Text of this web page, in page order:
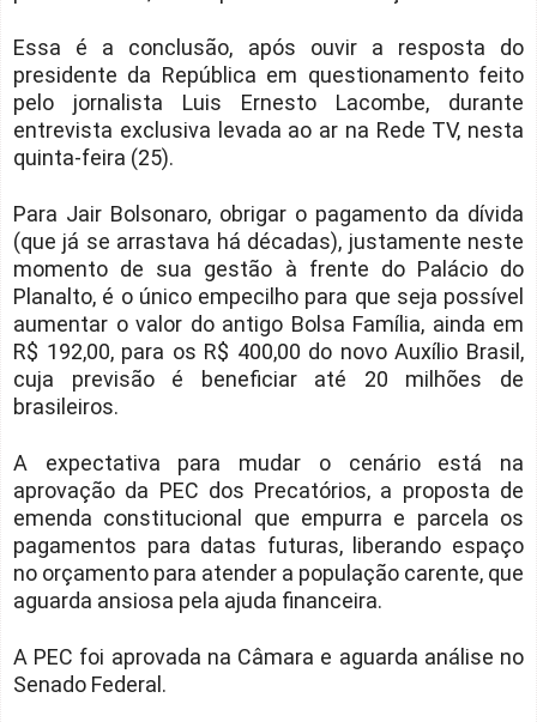
Essa é a conclusão, após ouvir a resposta do
presidente da República em questionamento feito
pelo jornalista Luis Ernesto Lacombe, durante
entrevista exclusiva levada ao ar na Rede TV, nesta
quinta-feira (25).
Para Jair Bolsonaro, obrigar o pagamento da dívida
(que já se arrastava há décadas), justamente neste
momento de sua gestão à frente do Palácio do
Planalto, é o único empecilho para que seja possível
aumentar o valor do antigo Bolsa Família, ainda em
R$ 192,00, para os R$ 400,00 do novo Auxílio Brasil,
cuja previsão é beneficiar até 20 milhões de
brasileiros.
A expectativa para mudar o cenário está na
aprovação da PEC dos Precatórios, a proposta de
emenda constitucional que empurra e parcela os
pagamentos para datas futuras, liberando espaço
no orçamento para atender a população carente, que
aguarda ansiosa pela ajuda financeira.
A PEC foi aprovada na Câmara e aguarda análise no
Senado Federal.